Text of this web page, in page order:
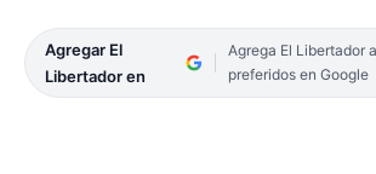
Agregar El
Libertador en
Agrega El Libertador
preferidos en Google